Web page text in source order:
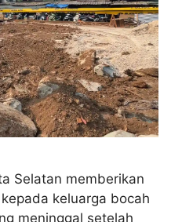
Selatan memberikan
keluarga bocah
meninggal setelah